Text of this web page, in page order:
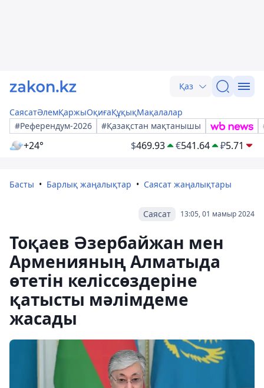
Қаз
СаясатӘлемҚаржыОқиғаҚұқықМақалалар
#Референдум-2026
#Қазақстан мақтанышы
+24° $469.93 €541.64 ₽5.71
Басты Барлық жаңалықтар Саясат жаңалықтары
13:05, 01 мамыр 2024
Саясат
Тоқаев Әзербайжан мен
Арменияның Алматыда
өтетін келіссөздеріне
қатысты мәлімдеме
жасады